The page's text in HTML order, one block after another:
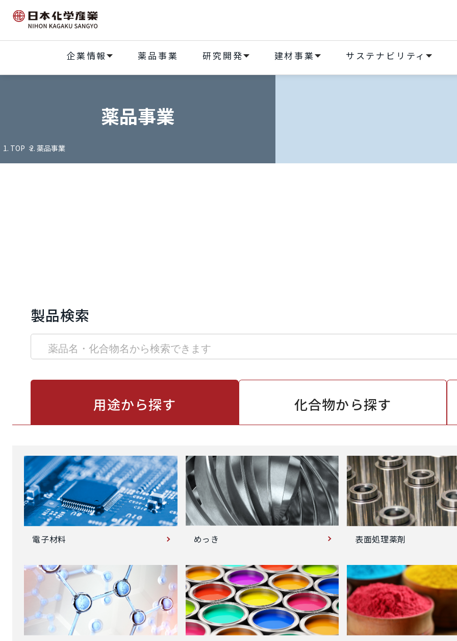
企業情報 薬品事業 研究開発 建材事業 サステナビリティ
薬品事業
TOP 薬品事業
製品検索
用途から探す 化合物から探す
電子材料 めっき 表面処理薬剤